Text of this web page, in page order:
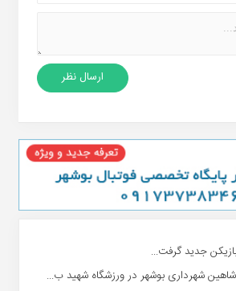
جدید گرفت...
شهردارى بوشهر در ورزشگاه شهید ب...